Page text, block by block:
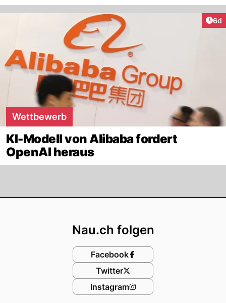
6d
Wettbewerb
KI-Modell von Alibaba fordert
OpenAI heraus
Nau.ch folgen
Facebook
Twitter
Instagram